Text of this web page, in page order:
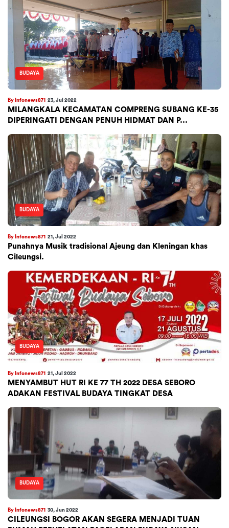
BUDAYA
By Infonews871 23, Jul 2022
MILANGKALA KECAMATAN COMPRENG SUBANG KE-35
DIPERINGATI DENGAN PENUH HIDMAT DAN P...
BUDAYA
By Infonews871 21, Jul 2022
Punahnya Musik tradisional Ajeung dan Kleningan khas
Cileungsi.
BUDAYA
By Infonews871 21, Jul 2022
MENYAMBUT HUT RI KE 77 TH 2022 DESA SEBORO
ADAKAN FESTIVAL BUDAYA TINGKAT DESA
BUDAYA
By Infonews871 30, Jun 2022
CILEUNGSI BOGOR AKAN SEGERA MENJADI TUAN